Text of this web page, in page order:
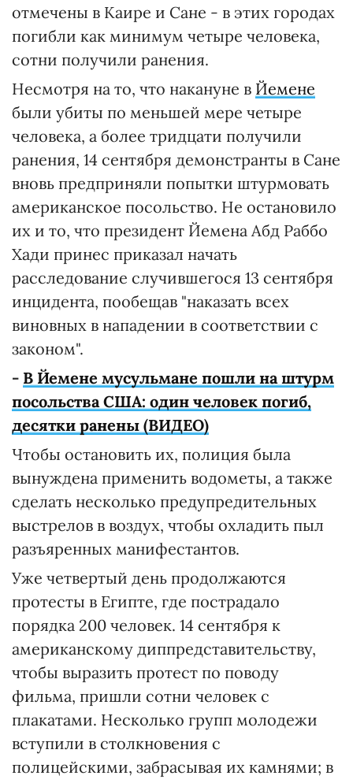
отмечены в Каире и Сане - в этих городах
погибли как минимум четыре человека,
сотни получили ранения.
Несмотря на то, что накануне в Йемене
были убиты по меньшей мере четыре
человека, а более тридцати получили
ранения, 14 сентября демонстранты в Сане
вновь предприняли попытки штурмовать
американское посольство. Не остановило
их и то, что президент Йемена Абд Раббо
Хади принес приказал начать
расследование случившегося 13 сентября
инцидента, пообещав "наказать всех
виновных в нападении в соответствии с
законом".
- В Йемене мусульмане пошли на штурм
посольства США: один человек погиб,
десятки ранены (ВИДЕО)
Чтобы остановить их, полиция была
вынуждена применить водометы, а также
сделать несколько предупредительных
выстрелов в воздух, чтобы охладить пыл
разъяренных манифестантов.
Уже четвертый день продолжаются
протесты в Египте, где пострадало
порядка 200 человек. 14 сентября к
американскому диппредставительству,
чтобы выразить протест по поводу
фильма, пришли сотни человек с
плакатами. Несколько групп молодежи
вступили в столкновения с
полицейскими, забрасывая их камнями; в